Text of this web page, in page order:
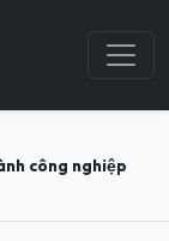
công nghiệp